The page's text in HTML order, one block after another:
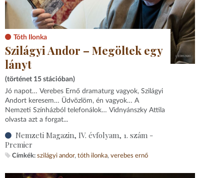
Tóth Ilonka
Szilágyi Andor – Megöltek egy
lányt
(történet 15 stációban)
Jó napot… Verebes Ernő dramaturg vagyok, Szilágyi
Andort keresem… Üdvözlöm, én vagyok… A
Nemzeti Színházból telefonálok… Vidnyánszky Attila
olvasta azt a forgat...
Nemzeti Magazin, IV. évfolyam, 1. szám -
Premier
Címkék: szilágyi andor tóth ilonka verebes ernő